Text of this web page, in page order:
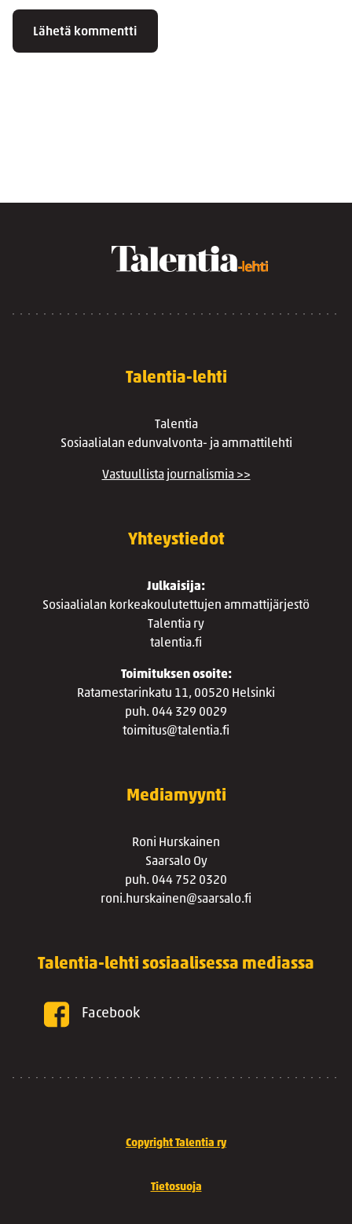
Talentia-lehti
Talentia
Sosiaalialan edunvalvonta- ja ammattilehti
Vastuullista journalismia >>
Yhteystiedot
Julkaisija:
Sosiaalialan korkeakoulutettujen ammattijärjestö
Talentia ry
talentia.fi
Toimituksen osoite:
Ratamestarinkatu 11, 00520 Helsinki
puh. 044 329 0029
toimitus@talentia.fi
Mediamyynti
Roni Hurskainen
Saarsalo Oy
puh. 044 752 0320
roni.hurskainen@saarsalo.fi
Talentia-lehti sosiaalisessa mediassa
Facebook
Copyright Talentia ry
Tietosuoja